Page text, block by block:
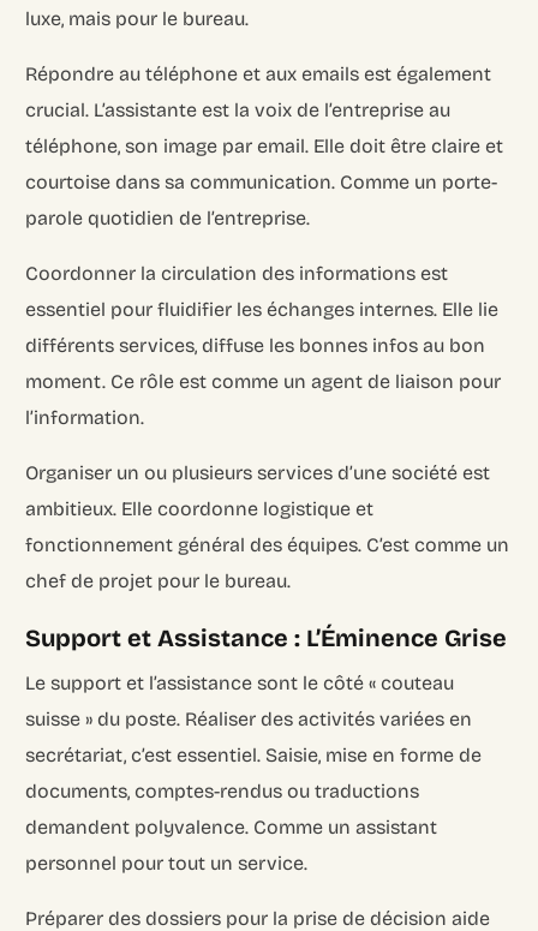
luxe, mais pour le bureau.
Répondre au téléphone et aux emails est également
crucial. L’assistante est la voix de l’entreprise au
téléphone, son image par email. Elle doit être claire et
courtoise dans sa communication. Comme un porte-
parole quotidien de l’entreprise.
Coordonner la circulation des informations est
essentiel pour fluidifier les échanges internes. Elle lie
différents services, diffuse les bonnes infos au bon
moment. Ce rôle est comme un agent de liaison pour
l’information.
Organiser un ou plusieurs services d’une société est
ambitieux. Elle coordonne logistique et
fonctionnement général des équipes. C’est comme un
chef de projet pour le bureau.
Support et Assistance : L’Éminence Grise
Le support et l’assistance sont le côté « couteau
suisse » du poste. Réaliser des activités variées en
secrétariat, c’est essentiel. Saisie, mise en forme de
documents, comptes-rendus ou traductions
demandent polyvalence. Comme un assistant
personnel pour tout un service.
Préparer des dossiers pour la prise de décision aide